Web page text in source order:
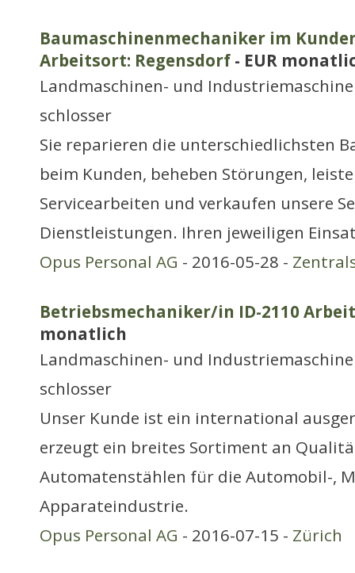
Baumaschinenmechaniker im
Arbeitsort: Regensdorf - EUR
Landmaschinen- und
schlosser
Sie reparieren die unterschiedlichsten
beim Kunden, beheben Störungen,
Servicearbeiten und verkaufen unsere
Dienstleistungen. Ihren jeweiligen
Opus Personal AG - 2016-05-28 -
Betriebsmechaniker/in ID-2110
monatlich
Landmaschinen- und
schlosser
Unser Kunde ist ein international
erzeugt ein breites Sortiment an
Automatenstählen für die Automobil-,
Apparateindustrie.
Opus Personal AG - 2016-07-15 - Zürich